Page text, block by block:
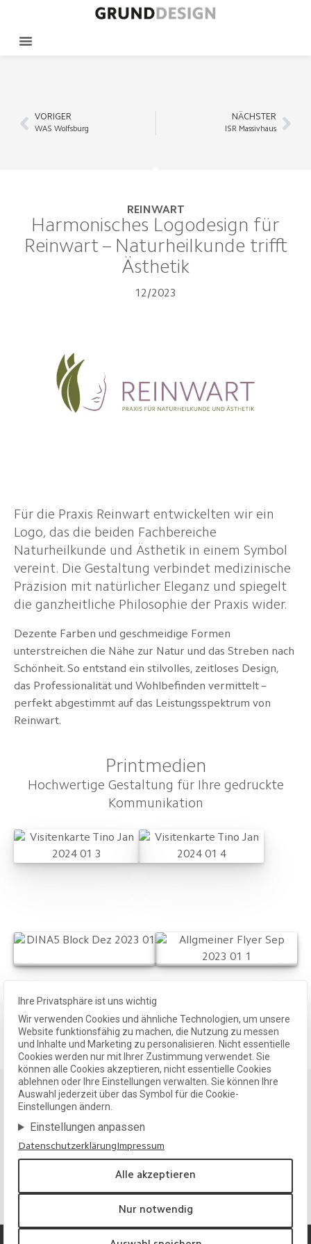
Ihre Privatsphäre ist uns wichtig
Wir verwenden Cookies und ähnliche Technologien, um unsere
Website funktionsfähig zu machen, die Nutzung zu messen
und Inhalte und Marketing zu personalisieren. Nicht essentielle
Cookies werden nur mit Ihrer Zustimmung verwendet. Sie
können alle Cookies akzeptieren, nicht essentielle Cookies
ablehnen oder Ihre Einstellungen verwalten. Sie können Ihre
Auswahl jederzeit über das Symbol für die Cookie-
Einstellungen ändern.
Einstellungen anpassen
DatenschutzerklärungImpressum
Alle akzeptieren
Nur notwendig
VORIGER
WAS Wolfsburg
NÄCHSTER
ISR Massivhaus
REINWART
Harmonisches Logodesign für
Reinwart – Naturheilkunde trifft
Ästhetik
12/2023
Für die Praxis Reinwart entwickelten wir ein
Logo, das die beiden Fachbereiche
Naturheilkunde und Ästhetik in einem Symbol
vereint. Die Gestaltung verbindet medizinische
Präzision mit natürlicher Eleganz und spiegelt
die ganzheitliche Philosophie der Praxis wider.
Dezente Farben und geschmeidige Formen
unterstreichen die Nähe zur Natur und das Streben nach
Schönheit. So entstand ein stilvolles, zeitloses Design,
das Professionalität und Wohlbefinden vermittelt –
perfekt abgestimmt auf das Leistungsspektrum von
Reinwart.
Printmedien
Hochwertige Gestaltung für Ihre gedruckte
Kommunikation
Alle Projekte zeigen
Klarheit und Substanz für Ihre Marke.
Wir entwickeln Designlösungen, die wirken, langfristig tragen
und Ihre Identität nachhaltig stärken.